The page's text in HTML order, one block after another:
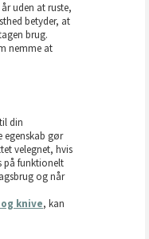
uden at ruste,
betyder, at
brug.
nemme at
din
egenskab gør
velegnet, hvis
på funktionelt
og når
knive, kan